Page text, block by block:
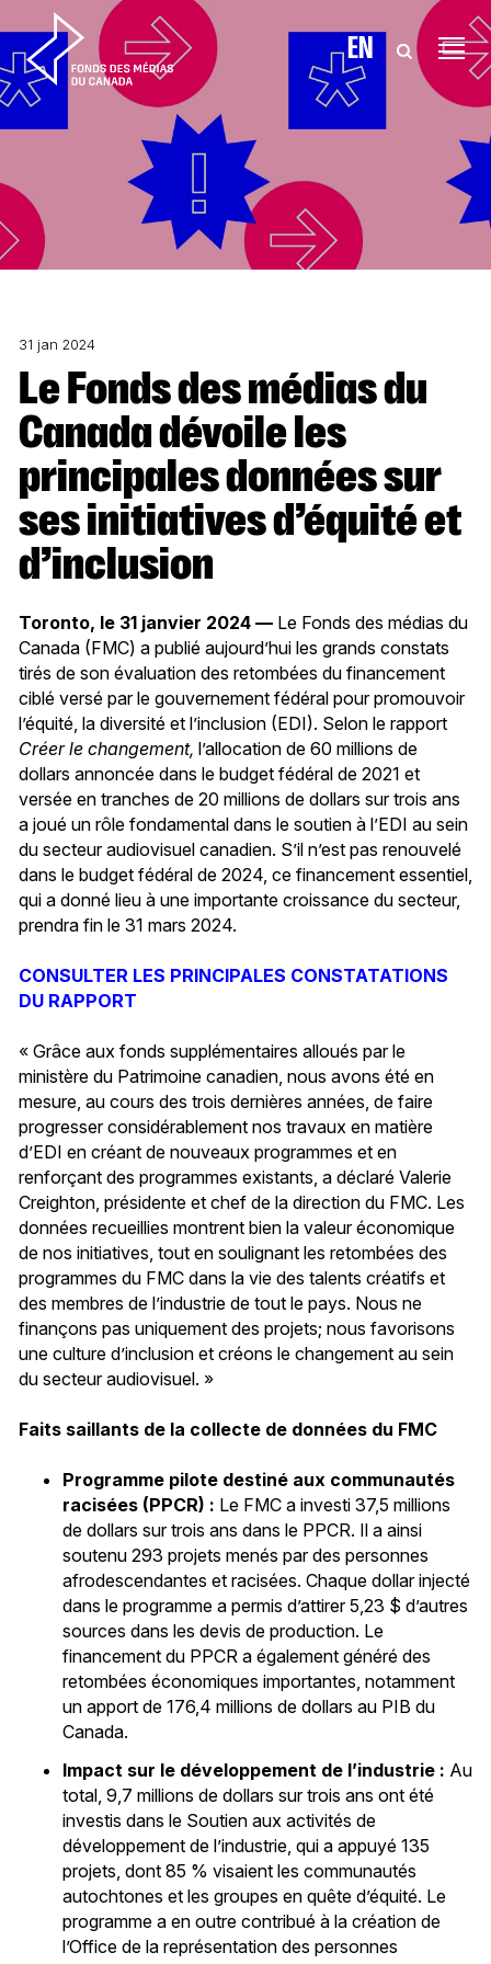
Aller au contenu EN
31 jan 2024
Le Fonds des médias du
Canada dévoile les
principales données sur
ses initiatives d’équité et
d’inclusion
Toronto, le 31 janvier 2024 — Le Fonds des médias du
Canada (FMC) a publié aujourd’hui les grands constats
tirés de son évaluation des retombées du financement
ciblé versé par le gouvernement fédéral pour promouvoir
l’équité, la diversité et l’inclusion (EDI). Selon le rapport
Créer le changement, l’allocation de 60 millions de
dollars annoncée dans le budget fédéral de 2021 et
versée en tranches de 20 millions de dollars sur trois ans
a joué un rôle fondamental dans le soutien à l’EDI au sein
du secteur audiovisuel canadien. S’il n’est pas renouvelé
dans le budget fédéral de 2024, ce financement essentiel,
qui a donné lieu à une importante croissance du secteur,
prendra fin le 31 mars 2024.
CONSULTER LES PRINCIPALES CONSTATATIONS
DU RAPPORT
« Grâce aux fonds supplémentaires alloués par le
ministère du Patrimoine canadien, nous avons été en
mesure, au cours des trois dernières années, de faire
progresser considérablement nos travaux en matière
d’EDI en créant de nouveaux programmes et en
renforçant des programmes existants, a déclaré Valerie
Creighton, présidente et chef de la direction du FMC. Les
données recueillies montrent bien la valeur économique
de nos initiatives, tout en soulignant les retombées des
programmes du FMC dans la vie des talents créatifs et
des membres de l’industrie de tout le pays. Nous ne
finançons pas uniquement des projets; nous favorisons
une culture d’inclusion et créons le changement au sein
du secteur audiovisuel. »
Faits saillants de la collecte de données du FMC
Programme pilote destiné aux communautés
racisées (PPCR) : Le FMC a investi 37,5 millions
de dollars sur trois ans dans le PPCR. Il a ainsi
soutenu 293 projets menés par des personnes
afrodescendantes et racisées. Chaque dollar injecté
dans le programme a permis d’attirer 5,23 $ d’autres
sources dans les devis de production. Le
financement du PPCR a également généré des
retombées économiques importantes, notamment
un apport de 176,4 millions de dollars au PIB du
Canada.
Impact sur le développement de l’industrie : Au
total, 9,7 millions de dollars sur trois ans ont été
investis dans le Soutien aux activités de
développement de l’industrie, qui a appuyé 135
projets, dont 85 % visaient les communautés
autochtones et les groupes en quête d’équité. Le
programme a en outre contribué à la création de
l’Office de la représentation des personnes